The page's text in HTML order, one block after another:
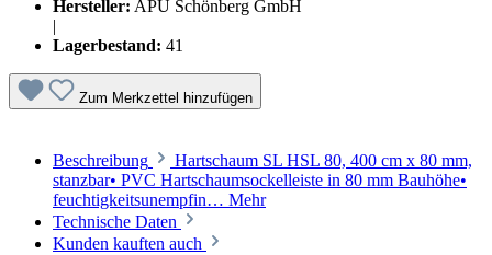
Hersteller: APU Schönberg GmbH
|
Lagerbestand: 41
Zum Merkzettel hinzufügen
Beschreibung
Hartschaum SL HSL 80, 400 cm x 80 mm,
stanzbar• PVC Hartschaumsockelleiste in 80 mm Bauhöhe•
feuchtigkeitsunempfin… Mehr
Technische Daten
Kunden kauften auch